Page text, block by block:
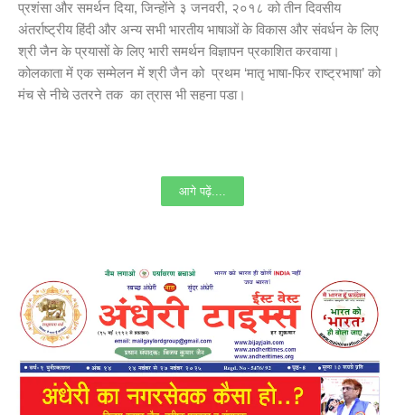
प्रशंसा और समर्थन दिया, जिन्होंने ३ जनवरी, २०१८ को तीन दिवसीय
अंतर्राष्ट्रीय हिंदी और अन्य सभी भारतीय भाषाओं के विकास और संवर्धन के लिए
श्री जैन के प्रयासों के लिए भारी समर्थन विज्ञापन प्रकाशित करवाया।
कोलकाता में एक सम्मेलन में श्री जैन को प्रथम ‘मातृ भाषा-फिर राष्ट्रभाषा’ को
मंच से नीचे उतरने तक का त्रास भी सहना पडा।
आगे पढ़ें....